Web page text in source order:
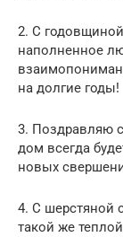
2. С
наполненное
на долгие годы!
3. Поздравляю
дом всегда
новых
4. С шерстяной
такой же